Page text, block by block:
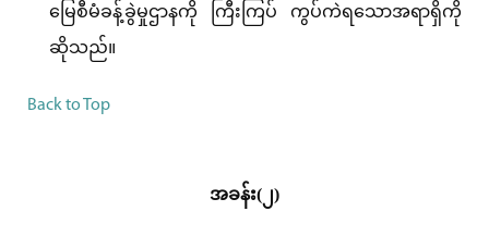
မြေစီမံခန့်ခွဲမှုဌာနကို ကြီးကြပ် ကွပ်ကဲရသောအရာရှိကို
ဆိုသည်။
Back to Top
အခန်း(၂)